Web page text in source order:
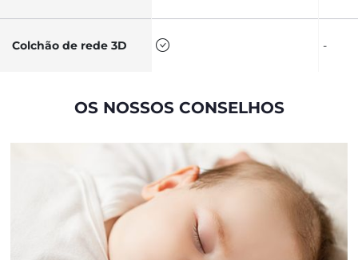
Colchão de rede 3D -
OS NOSSOS CONSELHOS